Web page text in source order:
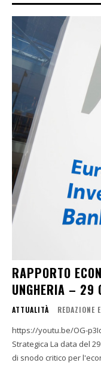
RAPPORTO
UNGHERIA – 29
ATTUALITÀ REDAZIONE
https://youtu.be/OG-p3Iq_EzU 1. Sommario
Strategica La data del 29 gennaio 2026 si configura come un punto
di snodo critico per